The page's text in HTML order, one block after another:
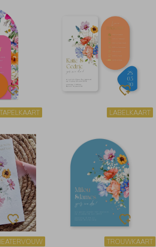
LABELKAART
TROUWKAART